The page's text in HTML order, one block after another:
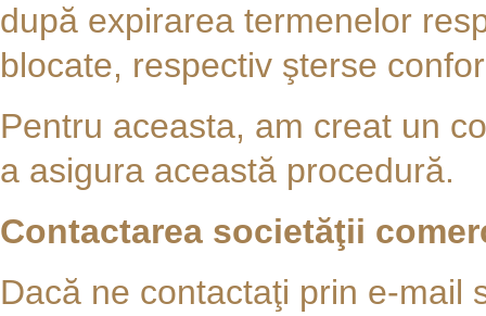
după expirarea termenelor
blocate, respectiv şterse
Pentru aceasta, am creat un
a asigura această procedură.
Contactarea societăţii
Dacă ne contactaţi prin e-mail